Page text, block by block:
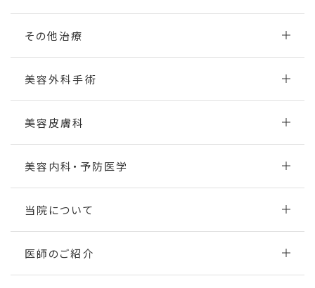
その他治療
美容外科手術
美容皮膚科
美容内科・予防医学
当院について
医師のご紹介